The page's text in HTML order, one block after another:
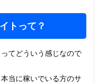
トって？
てどういう感じなので
当に稼いでいる方のサ